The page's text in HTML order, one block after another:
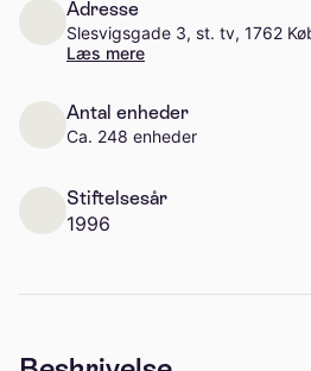
Adresse
Slesvigsgade 3, st. tv, 1762
Læs mere
Antal enheder
Ca. 248 enheder
Stiftelsesår
1996